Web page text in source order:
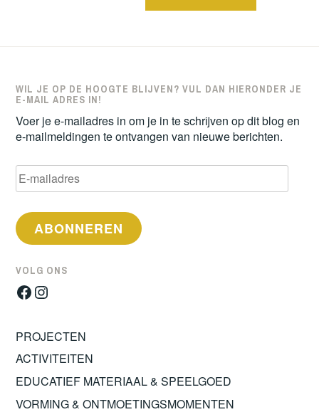
WIL JE OP DE HOOGTE BLIJVEN? VUL DAN HIERONDER JE
E-MAIL ADRES IN!
Voer je e-mailadres in om je in te schrijven op dit blog en
e-mailmeldingen te ontvangen van nieuwe berichten.
E-
mailadres
ABONNEREN
VOLG ONS
Facebook
Instagram
PROJECTEN
ACTIVITEITEN
EDUCATIEF MATERIAAL & SPEELGOED
VORMING & ONTMOETINGSMOMENTEN